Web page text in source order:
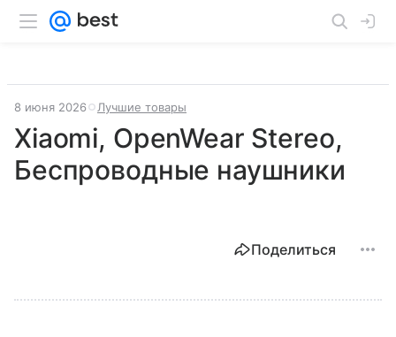
8 июня 2026 Лучшие товары
Xiaomi, OpenWear Stereo,
Беспроводные наушники
Поделиться